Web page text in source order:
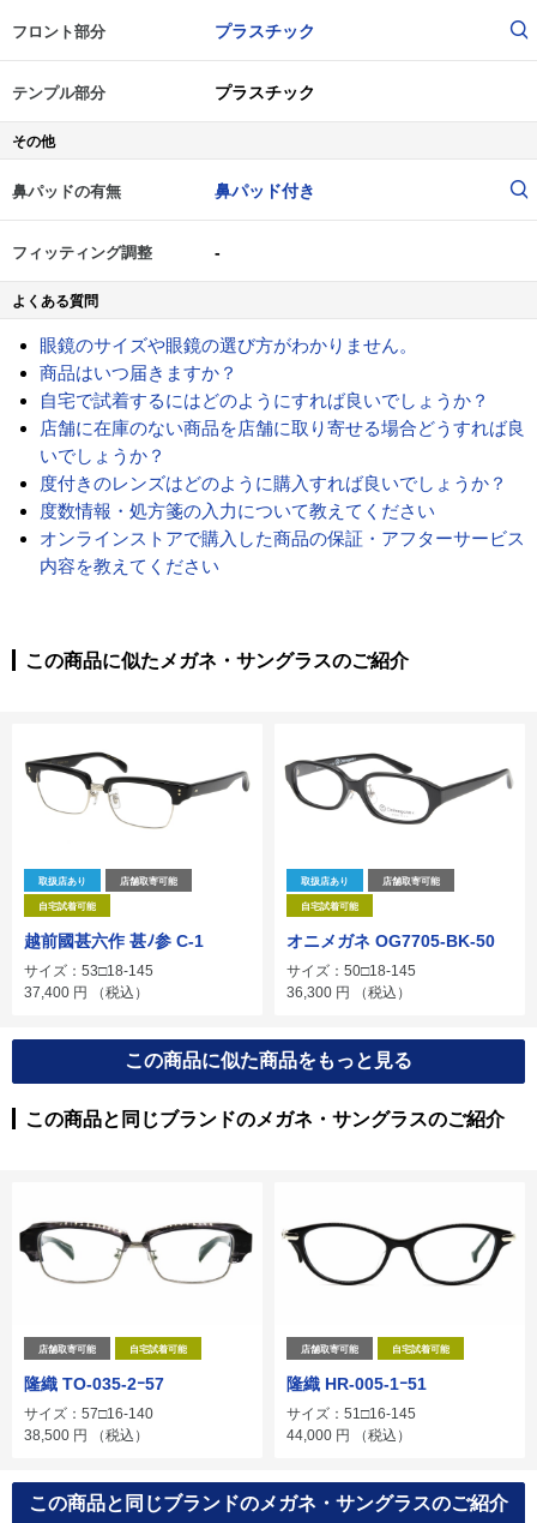
フロント部分 プラスチック
テンプル部分 プラスチック
その他
鼻パッドの有無 鼻パッド付き
フィッティング調整 -
よくある質問
眼鏡のサイズや眼鏡の選び方がわかりません。
商品はいつ届きますか？
自宅で試着するにはどのようにすれば良いでしょうか？
店舗に在庫のない商品を店舗に取り寄せる場合どうすれば良
いでしょうか？
度付きのレンズはどのように購入すれば良いでしょうか？
度数情報・処方箋の入力について教えてください
オンラインストアで購入した商品の保証・アフターサービス
内容を教えてください
この商品に似たメガネ・サングラスのご紹介
取扱店あり 店舗取寄可能
自宅試着可能
越前國甚六作 甚ﾉ参 C-1
サイズ：53□18-145
37,400 円 （税込）
取扱店あり 店舗取寄可能
自宅試着可能
オニメガネ OG7705-BK-50
サイズ：50□18-145
36,300 円 （税込）
この商品に似た商品をもっと見る
この商品と同じブランドのメガネ・サングラスのご紹介
店舗取寄可能 自宅試着可能
隆織 TO-035-2ｰ57
サイズ：57□16-140
38,500 円 （税込）
店舗取寄可能 自宅試着可能
隆織 HR-005-1ｰ51
サイズ：51□16-145
44,000 円 （税込）
この商品と同じブランドのメガネ・サングラスのご紹介